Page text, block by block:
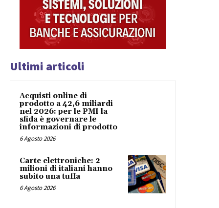
Ultimi articoli
Acquisti online di
prodotto a 42,6 miliardi
nel 2026: per le PMI la
sfida è governare le
informazioni di prodotto
6 Agosto 2026
Carte elettroniche: 2
milioni di italiani hanno
subito una tuffa
6 Agosto 2026